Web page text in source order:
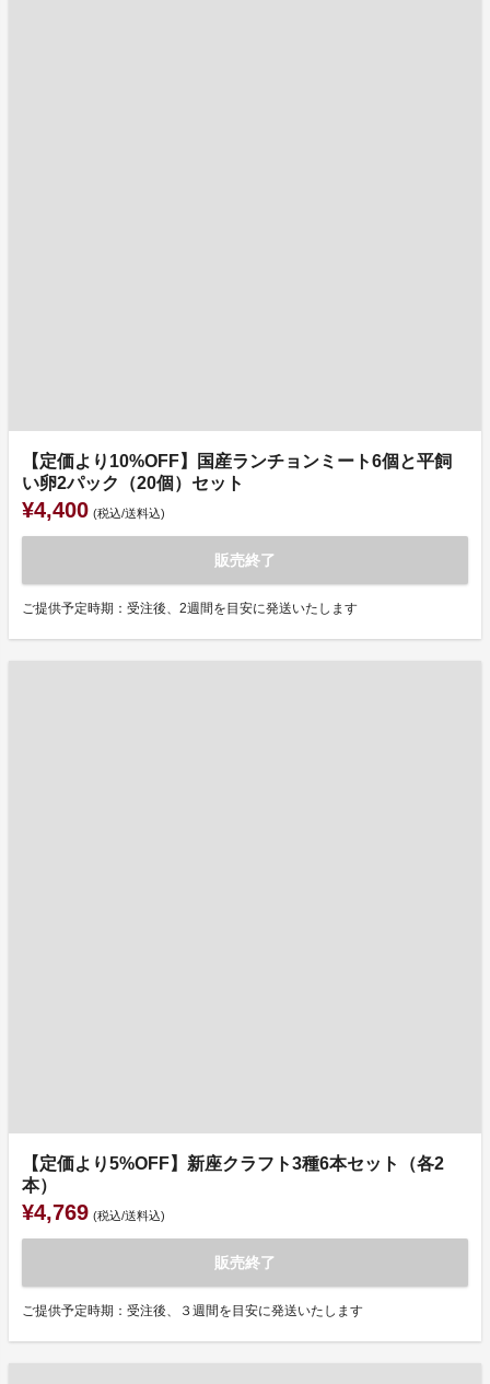
【定価より10%OFF】国産ランチョンミート6個と平飼
い卵2パック（20個）セット
¥4,400 (税込/送料込)
販売終了
ご提供予定時期：受注後、2週間を目安に発送いたします
【定価より5%OFF】新座クラフト3種6本セット（各2
本）
¥4,769 (税込/送料込)
販売終了
ご提供予定時期：受注後、３週間を目安に発送いたします